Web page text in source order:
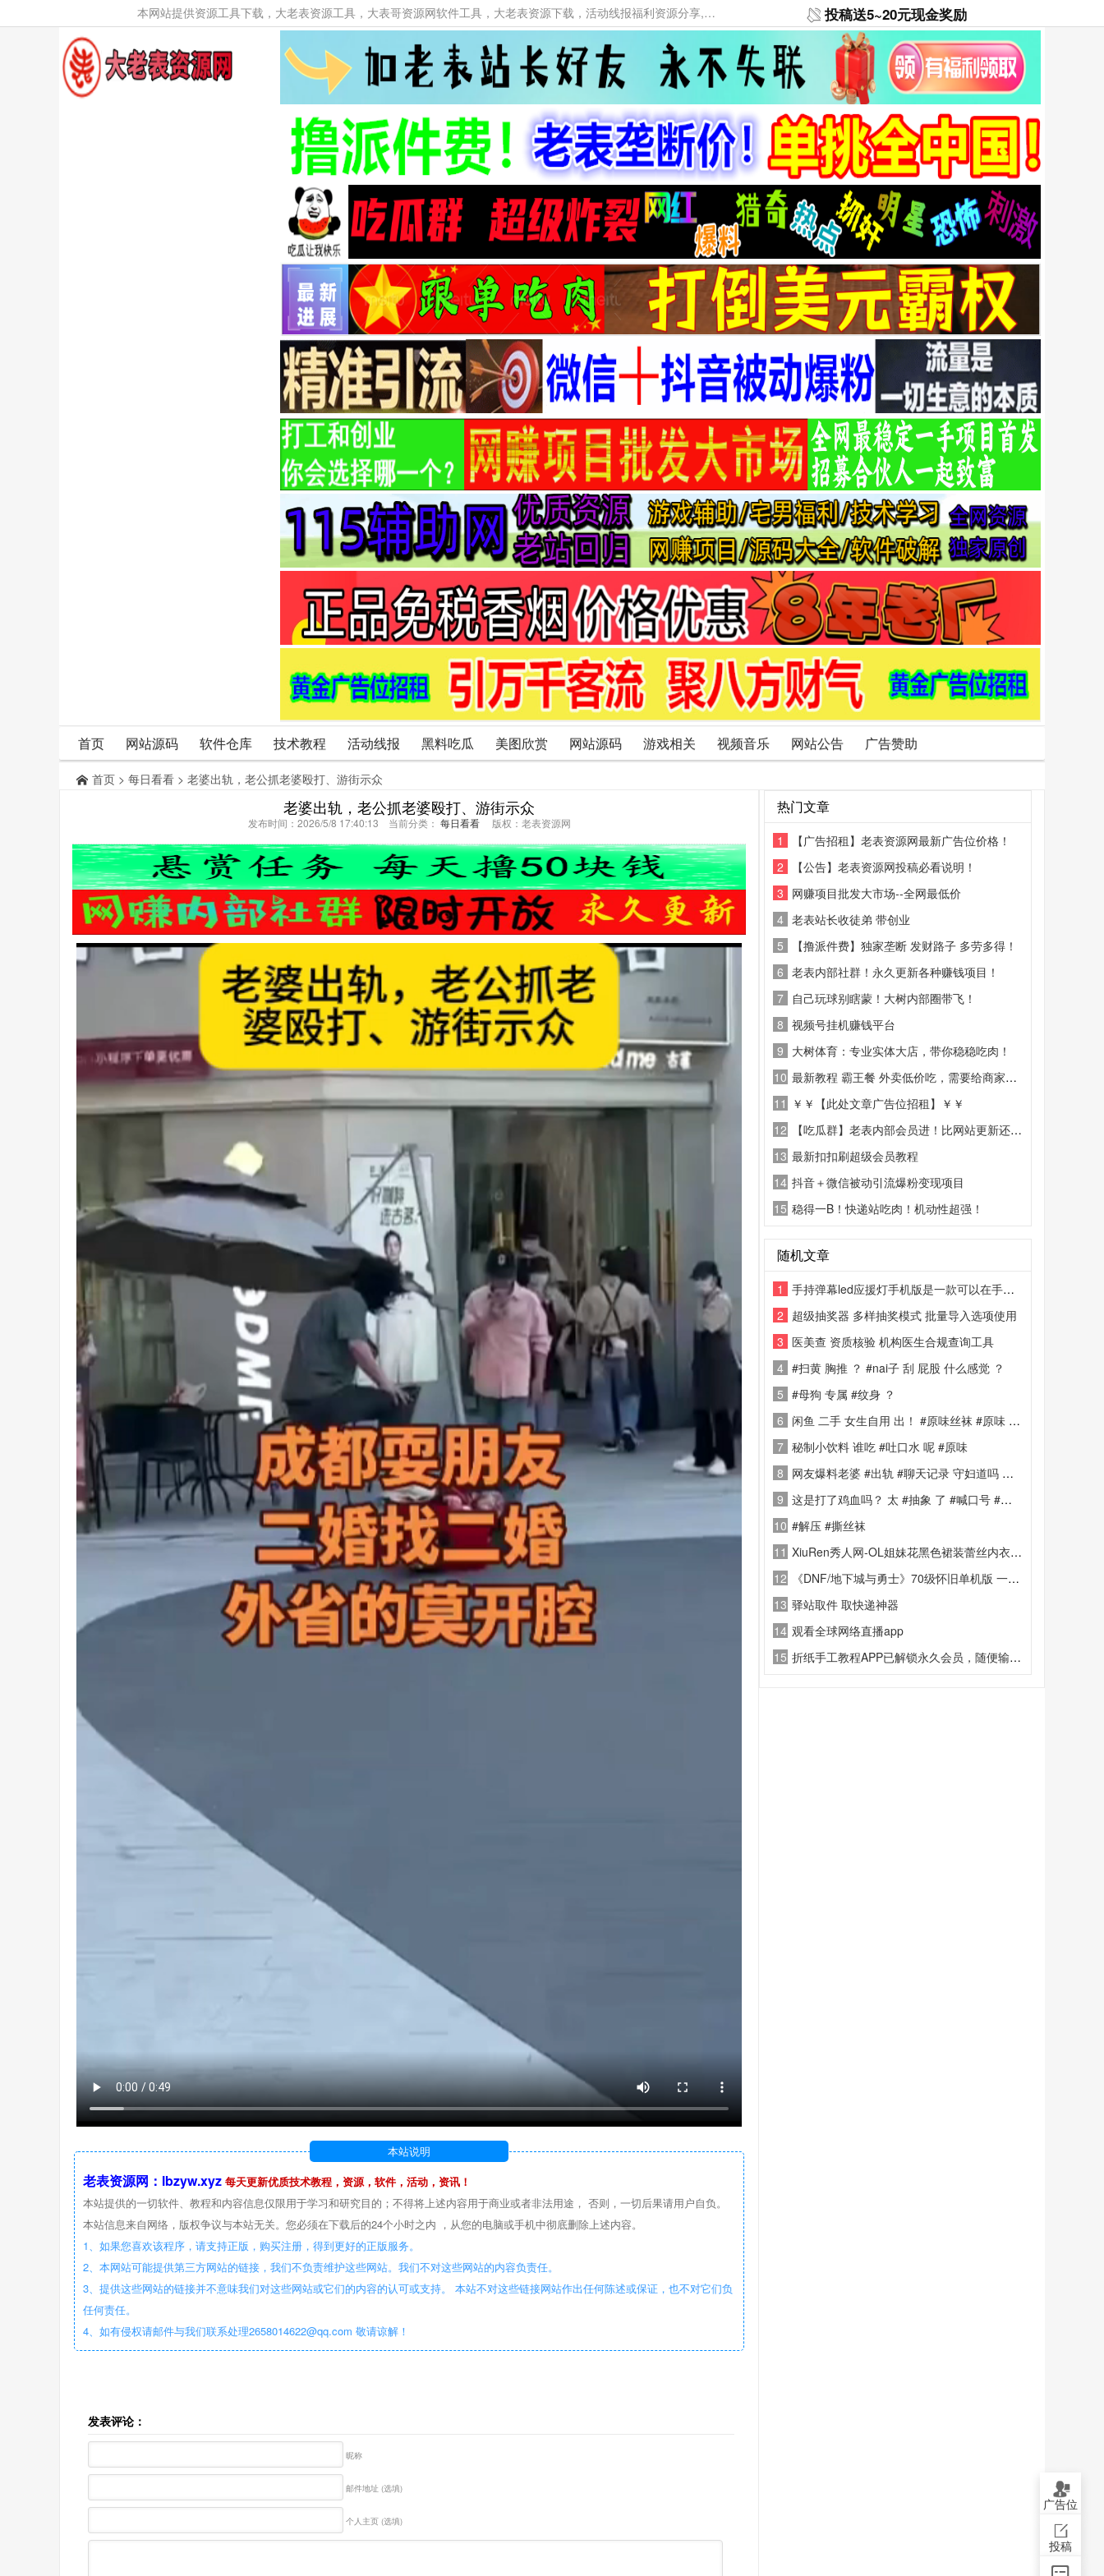
本网站提供资源工具下载，大老表资源工具，大表哥资源网软件工具，大老表资源下载，活动线报福利资源分享,活动线报，大型网游经典游戏，网络热门技术游戏辅助交流与分享。 投稿送5~20元现金奖励
首页 网站源码 软件仓库 技术教程 活动线报 黑料吃瓜 美图欣赏 网站源码 游戏相关 视频音乐 网站公告 广告赞助
首页 > 每日看看 > 老婆出轨，老公抓老婆殴打、游街示众
老婆出轨，老公抓老婆殴打、游街示众
发布时间：2026/5/8 17:40:13 当前分类： 每日看看版权：老表资源网
本站说明
老表资源网：lbzyw.xyz 每天更新优质技术教程，资源，软件，活动，资讯！
本站提供的一切软件、教程和内容信息仅限用于学习和研究目的；不得将上述内容用于商业或者非法用途， 否则，一切后果请用户自负。
本站信息来自网络，版权争议与本站无关。您必须在下载后的24个小时之内 ，从您的电脑或手机中彻底删除上述内容。
1、如果您喜欢该程序，请支持正版，购买注册，得到更好的正版服务。
2、本网站可能提供第三方网站的链接，我们不负责维护这些网站。我们不对这些网站的内容负责任。
3、提供这些网站的链接并不意味我们对这些网站或它们的内容的认可或支持。 本站不对这些链接网站作出任何陈述或保证，也不对它们负
任何责任。
4、如有侵权请邮件与我们联系处理2658014622@qq.com 敬请谅解！
发表评论：
昵称
邮件地址 (选填)
个人主页 (选填)
热门文章
1
【广告招租】老表资源网最新广告位价格！
2
【公告】老表资源网投稿必看说明！
3 网赚项目批发大市场--全网最低价
4 老表站长收徒弟 带创业
5
【撸派件费】独家垄断 发财路子 多劳多得！
6 老表内部社群！永久更新各种赚钱项目！
7 自己玩球别瞎蒙！大树内部圈带飞！
8 视频号挂机赚钱平台
9 大树体育：专业实体大店，带你稳稳吃肉！
10 最新教程 霸王餐 外卖低价吃，需要给商家好评
11 ￥￥【此处文章广告位招租】￥￥
12
【吃瓜群】老表内部会员进！比网站更新还精彩！
13 最新扣扣刷超级会员教程
14 抖音＋微信被动引流爆粉变现项目
15 稳得一B！快递站吃肉！机动性超强！
随机文章
1
手持弹幕led应援灯手机版是一款可以在手机上就能显示字幕的软件
2 超级抽奖器 多样抽奖模式 批量导入选项使用
3 医美查 资质核验 机构医生合规查询工具
4 #扫黄 胸推 ？ #nai子 刮 屁股 什么感觉 ？
5 #母狗 专属 #纹身 ？
6 闲鱼 二手 女生自用 出！ #原味丝袜 #原味 #恋物
7 秘制小饮料 谁吃 #吐口水 呢 #原味
8 网友爆料老婆 #出轨 #聊天记录 守妇道吗 跳跳糖 都出来了 ！
9 这是打了鸡血吗？ 太 #抽象 了 #喊口号 #很有精神
10 #解压 #撕丝袜
11 XiuRen秀人网-OL姐妹花黑色裙装蕾丝内衣-2024.12.31
12
《DNF/地下城与勇士》70级怀旧单机版 一键启动+GM后台
13 驿站取件 取快递神器
14 观看全球网络直播app
15 折纸手工教程APP已解锁永久会员，随便输入登录手机号就可获得
广告位
投稿